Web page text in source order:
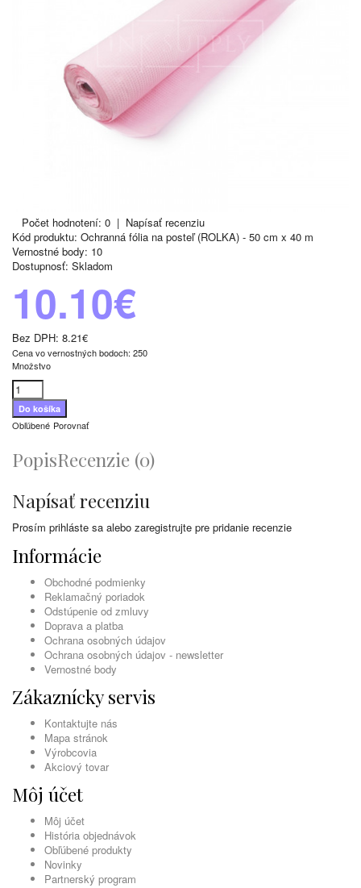
Počet hodnotení: 0 | Napísať recenziu
Kód produktu: Ochranná fólia na posteľ (ROLKA) - 50 cm x 40 m
Vernostné body: 10
Dostupnosť: Skladom
10.10€
Bez DPH: 8.21€
Cena vo vernostných bodoch: 250
Množstvo
Obľúbené Porovnať
PopisRecenzie (0)
Napísať recenziu
Prosím prihláste sa alebo zaregistrujte pre pridanie recenzie
Informácie
Obchodné podmienky
Reklamačný poriadok
Odstúpenie od zmluvy
Doprava a platba
Ochrana osobných údajov
Ochrana osobných údajov - newsletter
Vernostné body
Zákaznícky servis
Kontaktujte nás
Mapa stránok
Výrobcovia
Akciový tovar
Môj účet
Môj účet
História objednávok
Obľúbené produkty
Novinky
Partnerský program